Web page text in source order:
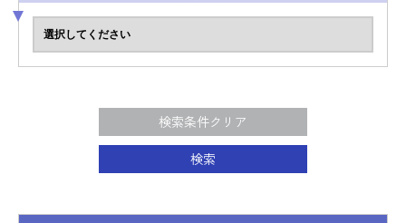
検索条件クリア
検索